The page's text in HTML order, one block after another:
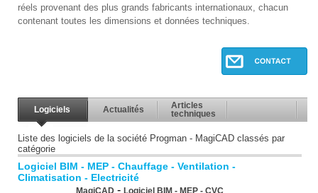
réels provenant des plus grands fabricants internationaux, chacun
contenant toutes les dimensions et données techniques.
Logiciels Actualités
Articles
techniques
Liste des logiciels de la société Progman - MagiCAD classés par
catégorie
Logiciel BIM - MEP - Chauffage - Ventilation -
Climatisation - Electricité
MagiCAD - Logiciel BIM - MEP - CVC